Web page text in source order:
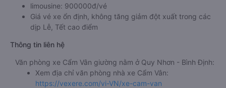
limousine: 900000đ/vé
Giá vé xe ổn định, không tăng giảm đột xuất trong các
dịp Lễ, Tết cao điểm
Thông tin liên hệ
Văn phòng xe Cẩm Vân giường nằm ở Quy Nhơn - Bình Định:
Xem địa chỉ văn phòng nhà xe Cẩm Vân:
https://vexere.com/vi-VN/xe-cam-van